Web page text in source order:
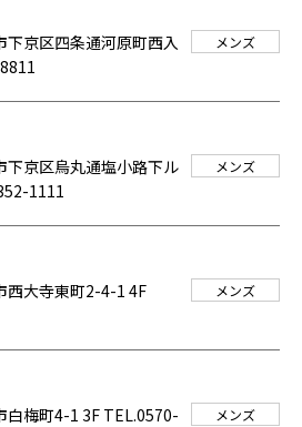
京区四条通河原町西入
メンズ
下京区烏丸通塩小路下ル
1111
メンズ
西大寺東町2-4-1 4F
メンズ
白梅町4-1 3F TEL.0570-
メンズ